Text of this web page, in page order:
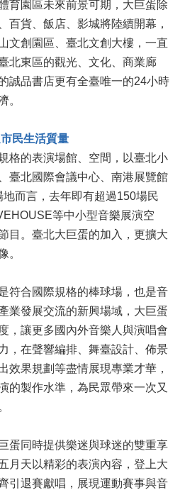
育園區未來前景可期，大巨蛋除
百貨、飯店、影城將陸續開幕，
文創園區、臺北文創大樓，一直
北東區的觀光、文化、商業廊
誠品書店更有全臺唯一的24小時
。
民生活質量
格的表演場館、空間，以臺北小
臺北國際會議中心、南港展覽館
而言，去年即有超過150場民
等中小型音樂展演空
目。臺北大巨蛋的加入，更擴大
。
符合國際規格的棒球場，也是音
業發展交流的新興場域，大巨蛋
，讓更多國內外音樂人與演唱會
，在聲響編排、舞臺設計、佈景
效果規劃等盡情展現專業才華，
的製作水準，為民眾帶來一次又
蛋同時提供樂迷與球迷的雙重享
月天以精彩的表演內容，登上大
引退賽獻唱，展現運動賽事與音